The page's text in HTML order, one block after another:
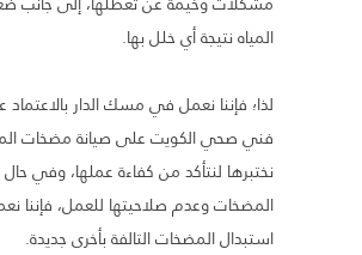
المياه نتيجة أي خلل بها.
لذا؛ فإننا نعمل في مسك الدار
فني صحي الكويت على صيانة مضخات
نختبرها لنتأكد من كفاءة عملها، وفي
المضخات وعدم صلاحيتها للعمل، فإننا
استبدال المضخات التالفة بأخرى جديدة.